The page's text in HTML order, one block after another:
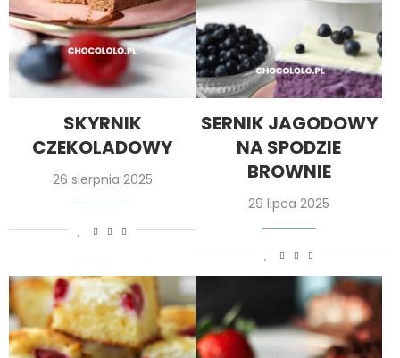
SKYRNIK
CZEKOLADOWY
26 sierpnia 2025
SERNIK JAGODOWY
NA SPODZIE
BROWNIE
29 lipca 2025